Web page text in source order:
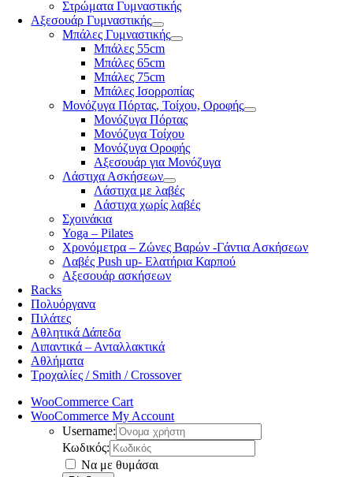
Στρώματα Γυμναστικής
Αξεσουάρ Γυμναστικής
Μπάλες Γυμναστικής
Μπάλες 55cm
Μπάλες 65cm
Μπάλες 75cm
Μπάλες Ισορροπίας
Μονόζυγα Πόρτας, Τοίχου, Οροφής
Μονόζυγα Πόρτας
Μονόζυγα Τοίχου
Μονόζυγα Οροφής
Αξεσουάρ για Μονόζυγα
Λάστιχα Ασκήσεων
Λάστιχα με λαβές
Λάστιχα χωρίς λαβές
Σχοινάκια
Yoga – Pilates
Χρονόμετρα – Ζώνες Βαρών -Γάντια Ασκήσεων
Λαβές Push up- Ελατήρια Καρπού
Αξεσουάρ ασκήσεων
Racks
Πολυόργανα
Πιλάτες
Αθλητικά Δάπεδα
Λιπαντικά – Ανταλλακτικά
Αθλήματα
Τροχαλίες / Smith / Crossover
WooCommerce Cart
WooCommerce My Account
Username:
Κωδικός:
Να με θυμάσαι